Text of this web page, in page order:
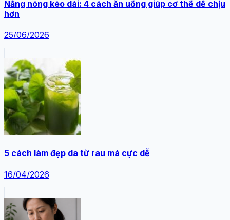
Nắng nóng kéo dài: 4 cách ăn uống giúp cơ thể dễ chịu
hơn
25/06/2026
5 cách làm đẹp da từ rau má cực dễ
16/04/2026